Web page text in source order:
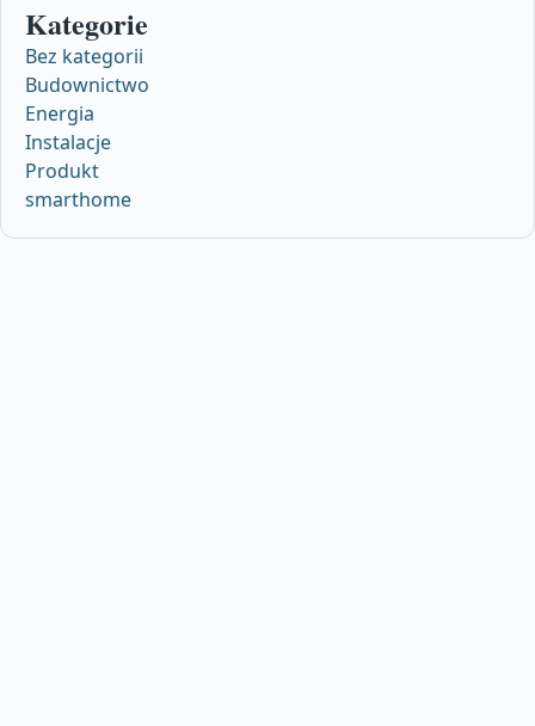
Kategorie
Bez kategorii
Budownictwo
Energia
Instalacje
Produkt
smarthome